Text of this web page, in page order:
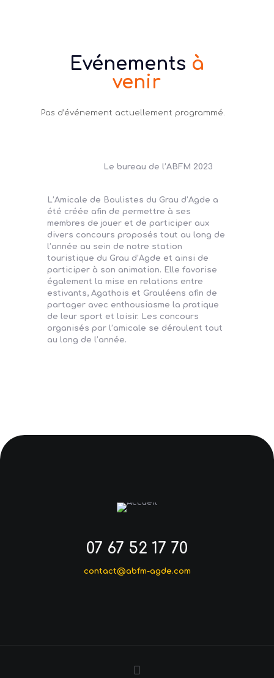
Evénements à
venir
Pas d’événement actuellement programmé.
Le bureau de l’ABFM 2023
L’Amicale de Boulistes du Grau d’Agde a
été créée afin de permettre à ses
membres de jouer et de participer aux
divers concours proposés tout au long de
l’année au sein de notre station
touristique du Grau d’Agde et ainsi de
participer à son animation. Elle favorise
également la mise en relations entre
estivants, Agathois et Grauléens afin de
partager avec enthousiasme la pratique
de leur sport et loisir. Les concours
organisés par l’amicale se déroulent tout
au long de l’année.
07 67 52 17 70
contact@abfm-agde.com